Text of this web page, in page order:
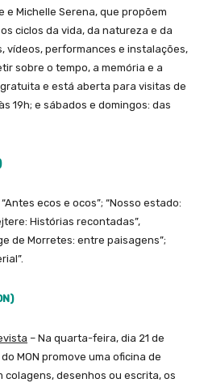
e Michelle Serena, que propõem
ciclos da vida, da natureza e da
vídeos, performances e instalações,
sobre o tempo, a memória e a
e está aberta para visitas de
19h; e sábados e domingos: das
ecos e ocos”; “Nosso estado:
Histórias recontadas”,
de Morretes: entre paisagens”;
– Na quarta-feira, dia 21 de
MON promove uma oficina de
colagens, desenhos ou escrita, os